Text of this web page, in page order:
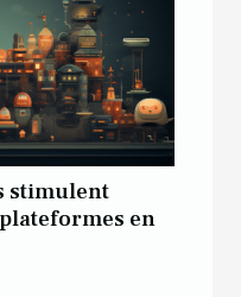
stimulent
en